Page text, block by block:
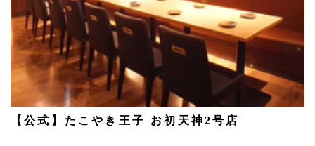
【公式】たこやき王子 お初天神2号店